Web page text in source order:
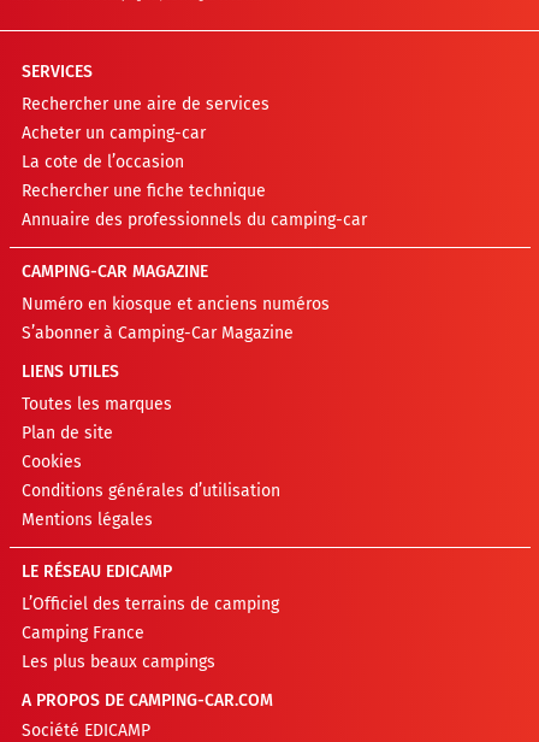
SERVICES
Rechercher une aire de services
Acheter un camping-car
La cote de l’occasion
Rechercher une fiche technique
Annuaire des professionnels du camping-car
CAMPING-CAR MAGAZINE
Numéro en kiosque et anciens numéros
S’abonner à Camping-Car Magazine
LIENS UTILES
Toutes les marques
Plan de site
Cookies
Conditions générales d’utilisation
Mentions légales
LE RÉSEAU EDICAMP
L’Officiel des terrains de camping
Camping France
Les plus beaux campings
A PROPOS DE CAMPING-CAR.COM
Société EDICAMP